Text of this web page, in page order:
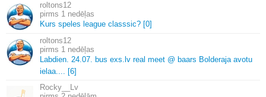
roltons12
1 nedēļas
Kurs speles league classsic? [0]
roltons12
1 nedēļas
Labdien. 24.07. bus exs. lv real meet @ baars Bolderaja avotu
ielaa.... [6]
Rocky__Lv